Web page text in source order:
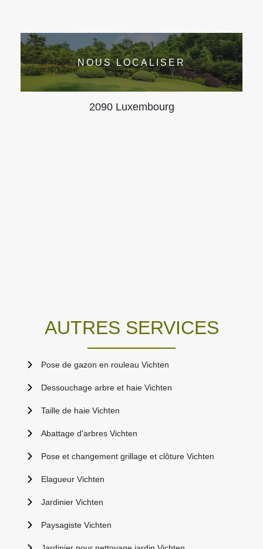
NOUS LOCALISER
2090 Luxembourg
AUTRES SERVICES
Pose de gazon en rouleau Vichten
Dessouchage arbre et haie Vichten
Taille de haie Vichten
Abattage d'arbres Vichten
Pose et changement grillage et clôture Vichten
Elagueur Vichten
Jardinier Vichten
Paysagiste Vichten